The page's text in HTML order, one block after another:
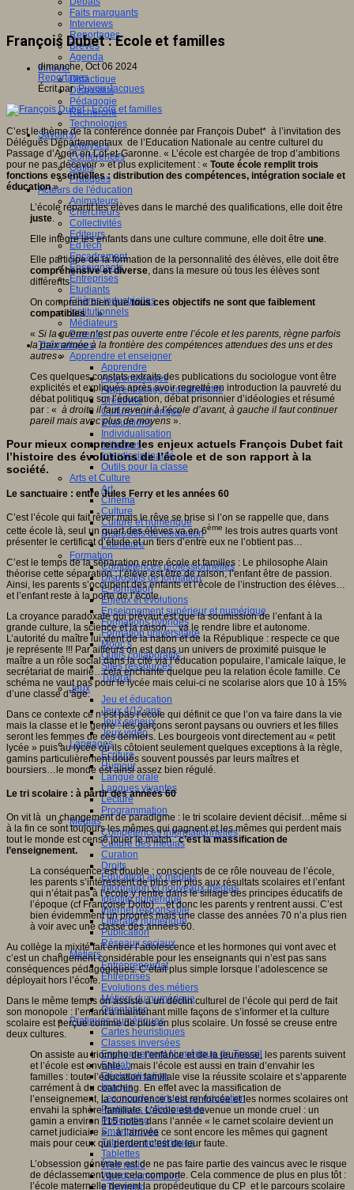
Faits marquants
Interviews
Reportages
Brèves
Agenda
Innover
Didactique
Dispositifs
Pédagogie
Recherche
Technologies
Savoir(s)
Analyses
Conférences
Outils
Pratiques
Acteurs de l'éducation
Animateurs
Chercheurs
Collectivités
Editeurs
EdTech
Encadrement
Enseignants
Entreprises
Etudiants
Filières industrielles
Institutionnels
Médiateurs
Parents
Thématiques
Apprendre et enseigner
Apprendre
Apprentissages
Apprentissages collaboratifs
Créativité
Culture numérique
Evaluations
Individualisation
Initiatives
Interdisciplinarité
Outils pour la classe
Arts et Culture
Art
Cinéma
Culture
Culture et numérique
Dispositifs de médiation
Littérature
Formation
Compétences professionnelles
Dispositifs de formation
E- formation
Enjeux et évolutions
Enseignement supérieur et numérique
Formations hybrides
Formation universitaire
Mooc’s
Outils collaboratifs
Sites ressources
Tutorat
Jeux
Jeu et éducation
Jeux 4/12 ans
Jeux sérieux
Jeux vidéo
Langages
Ecriture
Humour
Langue orale
Langues vivantes
Lecture
Programmation
Médias
Compétences informationnelles
Culture des médias
Curation
Droits
Education aux médias
Information et nouveaux médias
Identité numérique
Internet responsable
Littératie numérique
Publication
Réseaux sociaux
Métiers
Entrepreneuriat
Entreprises
Evolutions des métiers
Métiers du numérique
Orientation
Pratiques numériques
Cartes heuristiques
Classes inversées
Environnement Numérique de Travail
Fablab
Géolocalisation
Images
Les mondes virtuels en éducation
Pratiques collaboratives
Podcasting
Smartphones
Tableaux numériques
Tablettes
Web radio
Webdocumentaire
eTwinning
François Dubet : Ecole et familles
dimanche, Oct 06 2024
Reportages
Écrit parPuyou Jacques
C’est le thème de la conférence donnée par François Dubet* à l’invitation des
Délégués Départementaux de l’Education Nationale au centre culturel du
Passage d’Agen en Lot-et-Garonne. « L’école est chargée de trop d’ambitions
pour ne pas décevoir » et plus explicitement : « Toute école remplit trois
fonctions essentielles : distribution des compétences, intégration sociale et
éducation».
L’école répartit les élèves dans le marché des qualifications, elle doit être
juste.
Elle intègre les enfants dans une culture commune, elle doit être une.
Elle participe de la formation de la personnalité des élèves, elle doit être
compréhensive et diverse, dans la mesure où tous les élèves sont
différents.
On comprend bien quetous ces objectifs ne sont que faiblement
compatibles… »
« Si la guerre n’est pas ouverte entre l’école et les parents, règne parfois
la paix armée à la frontière des compétences attendues des uns et des
autres »
Ces quelques constats extraits des publications du sociologue vont être
explicités et expliqués après avoir regretté en introduction la pauvreté du
débat politique sur l’éducation, débat prisonnier d’idéologies et résumé
par : « à droite il faut revenir à l’école d’avant, à gauche il faut continuer
pareil mais avec plus de moyens ».
Pour mieux comprendre les enjeux actuels François Dubet fait
l’histoire des évolutions de l’école et de son rapport à la
société.
Le sanctuaire : entre Jules Ferry et les années 60
C’est l’école qui fait rêver mais le rêve se brise si l’on se rappelle que, dans
cette école là, seul un quart des élèves va en 6ème les trois autres quarts vont
présenter le certificat d’étude et un tiers d’entre eux ne l’obtient pas…
C’est le temps de la séparation entre école et familles : Le philosophe Alain
théorise cette séparation : l’élève est être de raison, l’enfant être de passion.
Ainsi, les parents s’occupent des enfants et l’école de l’instruction des élèves…
et l’enfant reste à la porte de l’école.
La croyance paradoxale qui prévaut est que la soumission de l’enfant à la
grande culture, la science et la raison… va le rendre libre et autonome.
L’autorité du maître lui vient de la nation et de la République : respecte ce que
je représente !!! Par ailleurs on est dans un univers de proximité puisque le
maître a un rôle social dans la cité via l’éducation populaire, l’amicale laïque, le
secrétariat de mairie…cela enchante quelque peu la relation école famille. Ce
schéma ne vaut pas pour le lycée mais celui-ci ne scolarise alors que 10 à 15%
d’une classe d’âge.
Dans ce contexte ce n’est pas l’école qui définit ce que l’on va faire dans la vie
mais la classe et le genre : les garçons seront paysans ou ouvriers et les filles
seront les femmes de ces derniers. Les bourgeois vont directement au « petit
lycée » puis au lycée où ils côtoient seulement quelques exceptions à la règle,
gamins particulièrement doués souvent poussés par leurs maîtres et
boursiers…le monde est ainsi assez bien régulé.
Le tri scolaire : à partir des années 60
On vit là un changement de paradigme : le tri scolaire devient décisif…même si
à la fin ce sont toujours les mêmes qui gagnent et les mêmes qui perdent mais
tout le monde est censé jouer le match :c’est la massification de
l’enseignement.
La conséquence est double : conscients de ce rôle nouveau de l’école,
les parents s’intéressent de plus en plus aux résultats scolaires et l’enfant
qui n’était pas à l’école y rentre dans le sillage des principes éducatifs de
l’époque (cf Françoise Dolto) …et donc les parents y rentrent aussi. C’est
bien évidemment un progrès mais une classe des années 70 n’a plus rien
à voir avec une classe des années 60.
Au collège la mixité fait entrer l’adolescence et les hormones qui vont avec et
c’est un changement considérable pour les enseignants qui n’est pas sans
conséquences pédagogiques. C’était plus simple lorsque l’adolescence se
déployait hors l’école.
Dans le même temps on assiste à un déclin culturel de l’école qui perd de fait
son monopole : l’enfant a maintenant mille façons de s’informer et la culture
scolaire est perçue comme de plus en plus scolaire. Un fossé se creuse entre
deux cultures.
On assiste au triomphe de l’enfance et de la jeunesse, les parents suivent
et l’école est envahie…mais l’école est aussi en train d’envahir les
familles : toute l’éducation familiale vise la réussite scolaire et s’apparente
carrément à du coatching. En effet avec la massification de
l’enseignement, la concurrence s’est renforcée et les normes scolaires ont
envahi la sphère familiale. L’école est devenue un monde cruel : un
gamin a environ 115 notes dans l’année « le carnet scolaire devient un
carnet judiciaire »…à l’arrivée ce sont encore les mêmes qui gagnent
mais pour ceux qui perdent c’est de leur faute.
L’obsession générale est de ne pas faire partie des vaincus avec le risque
de déclassement que cela comporte. Cela commence de plus en plus tôt :
l’école maternelle devient la propédeutique du CP et le parcours scolaire